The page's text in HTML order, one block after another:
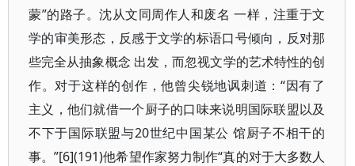
蒙”的路子。沈从文同周作人和废名 一样，注重于文
学的审美形态，反感于文学的标语口号倾向，反对那
些完全从抽象概念 出发，而忽视文学的艺术特性的创
作。对于这样的创作，他曾尖锐地讽刺道：“因有了
主义，他们就借一个厨子的口味来说明国际联盟以及
不下于国际联盟与20世纪中国某公 馆厨子不相干的
事。”[6](191)他希望作家努力制作“真的对于大多数人